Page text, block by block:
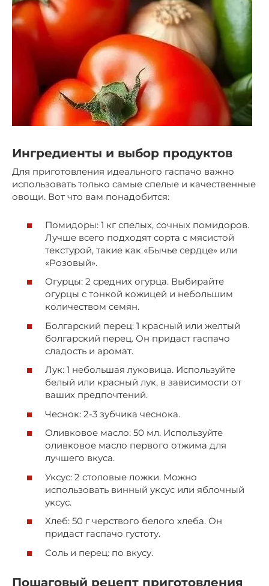
Ингредиенты и выбор продуктов
Для приготовления идеального гаспачо важно
использовать только самые спелые и качественные
овощи. Вот что вам понадобится:
Помидоры: 1 кг спелых, сочных помидоров.
Лучше всего подходят сорта с мясистой
текстурой, такие как «Бычье сердце» или
«Розовый».
Огурцы: 2 средних огурца. Выбирайте
огурцы с тонкой кожицей и небольшим
количеством семян.
Болгарский перец: 1 красный или желтый
болгарский перец. Он придаст гаспачо
сладость и аромат.
Лук: 1 небольшая луковица. Используйте
белый или красный лук, в зависимости от
ваших предпочтений.
Чеснок: 2-3 зубчика чеснока.
Оливковое масло: 50 мл. Используйте
оливковое масло первого отжима для
лучшего вкуса.
Уксус: 2 столовые ложки. Можно
использовать винный уксус или яблочный
уксус.
Хлеб: 50 г черствого белого хлеба. Он
придаст гаспачо густоту.
Соль и перец: по вкусу.
Пошаговый рецепт приготовления